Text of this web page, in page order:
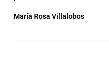
María Rosa Villalobos